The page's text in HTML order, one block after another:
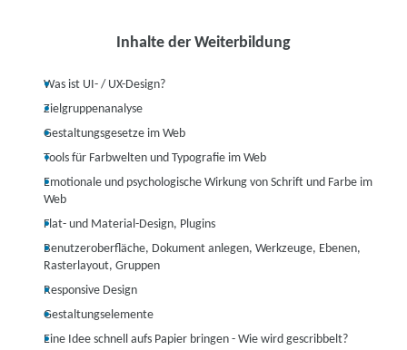
Inhalte der Weiterbildung
Was ist UI- / UX-Design?
Zielgruppenanalyse
Gestaltungsgesetze im Web
Tools für Farbwelten und Typografie im Web
Emotionale und psychologische Wirkung von Schrift und Farbe im
Web
Flat- und Material-Design, Plugins
Benutzeroberfläche, Dokument anlegen, Werkzeuge, Ebenen,
Rasterlayout, Gruppen
Responsive Design
Gestaltungselemente
Eine Idee schnell aufs Papier bringen - Wie wird gescribbelt?